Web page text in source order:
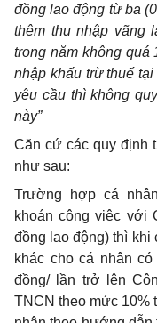
đồng lao động từ ba
thêm thu nhập vãng
trong năm không quá
nhập khấu trừ thuế
yêu cầu thì không
này”
Căn cứ các quy định
như sau:
Trường hợp cá
khoán công việc với
đồng lao động) thì khi
khác cho cá nhân
đồng/ lần trở lên
TNCN theo mức 10%